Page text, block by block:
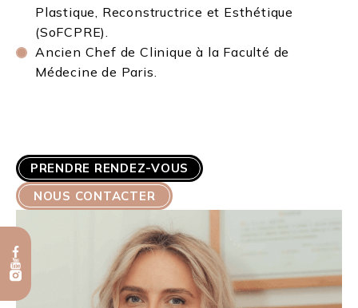
Plastique, Reconstructrice et Esthétique
(SoFCPRE).
Ancien Chef de Clinique à la Faculté de
Médecine de Paris.
PRENDRE RENDEZ-VOUS
NOUS CONTACTER